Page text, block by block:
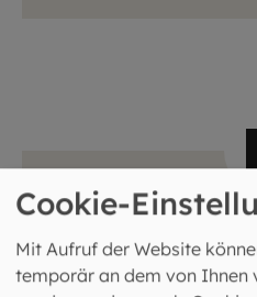
Hauptabteilung
Leitung: Michael Müller
Kapellenstraße 4
Cookie-
Mit Aufruf der Website
temporär an dem von Ihnen